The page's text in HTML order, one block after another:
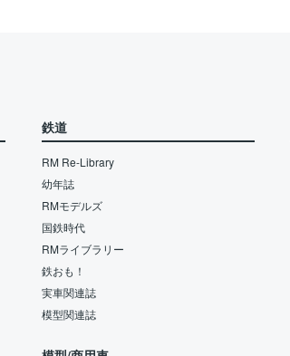
鉄道
RM Re-Library
幼年誌
RMモデルズ
国鉄時代
RMライブラリー
鉄おも！
実車関連誌
模型関連誌